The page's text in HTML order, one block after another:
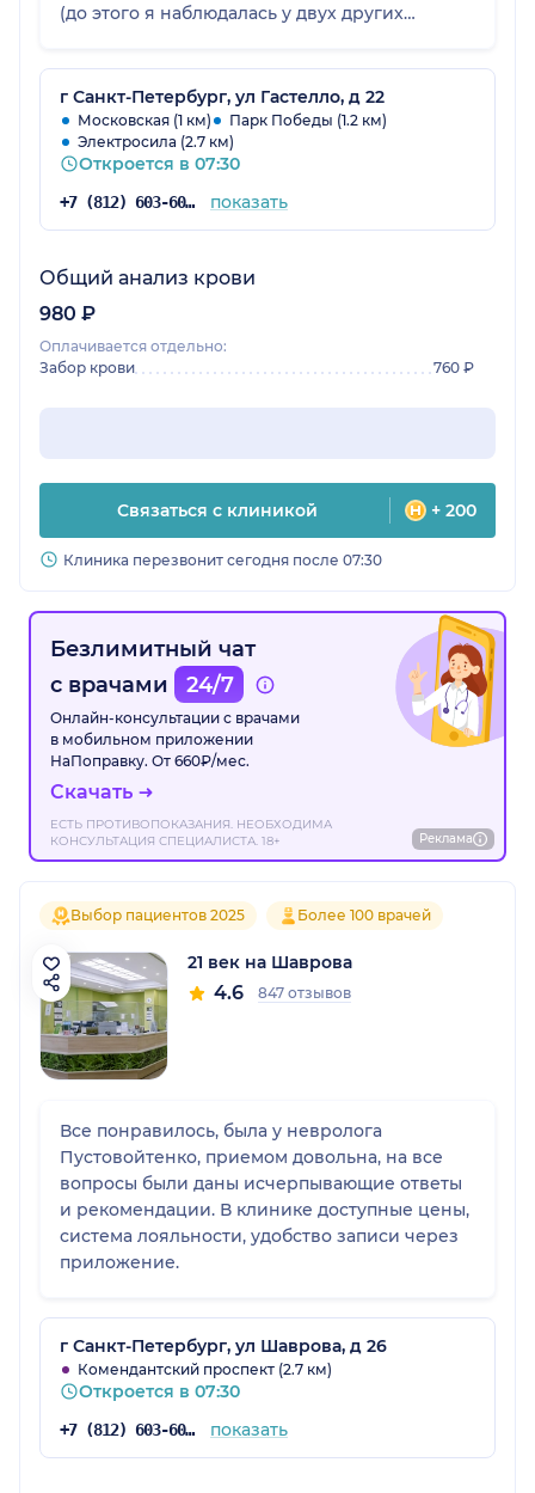
(до этого я наблюдалась у двух других
Провели лечение, перед планированием
беременности. В беременность не было
никаких проблем. Однозначно я еще
вернусь!
г Санкт-Петербург, ул Гастелло, д 22
Московская (1 км)
Парк Победы (1.2 км)
Электросила (2.7 км)
Откроется в 07:30
+7 (812) 603-60-42 показать
Общий анализ крови
980 ₽
Оплачивается отдельно:
Забор крови
760 ₽
Связаться с клиникой + 200
Клиника перезвонит сегодня после 07:30
Безлимитный чат
с врачами
24/7
Онлайн-консультации с врачами
в мобильном приложении
НаПоправку. От 660₽/мес.
Скачать
ЕСТЬ ПРОТИВОПОКАЗАНИЯ. НЕОБХОДИМА
КОНСУЛЬТАЦИЯ СПЕЦИАЛИСТА. 18+
Реклама
Выбор пациентов 2025 Более 100 врачей
21 век на Шаврова
4.6 847 отзывов
Все понравилось, была у невролога
Пустовойтенко, приемом довольна, на все
вопросы были даны исчерпывающие ответы
и рекомендации. В клинике доступные цены,
система лояльности, удобство записи через
приложение.
г Санкт-Петербург, ул Шаврова, д 26
Комендантский проспект (2.7 км)
Откроется в 07:30
+7 (812) 603-60-42 показать